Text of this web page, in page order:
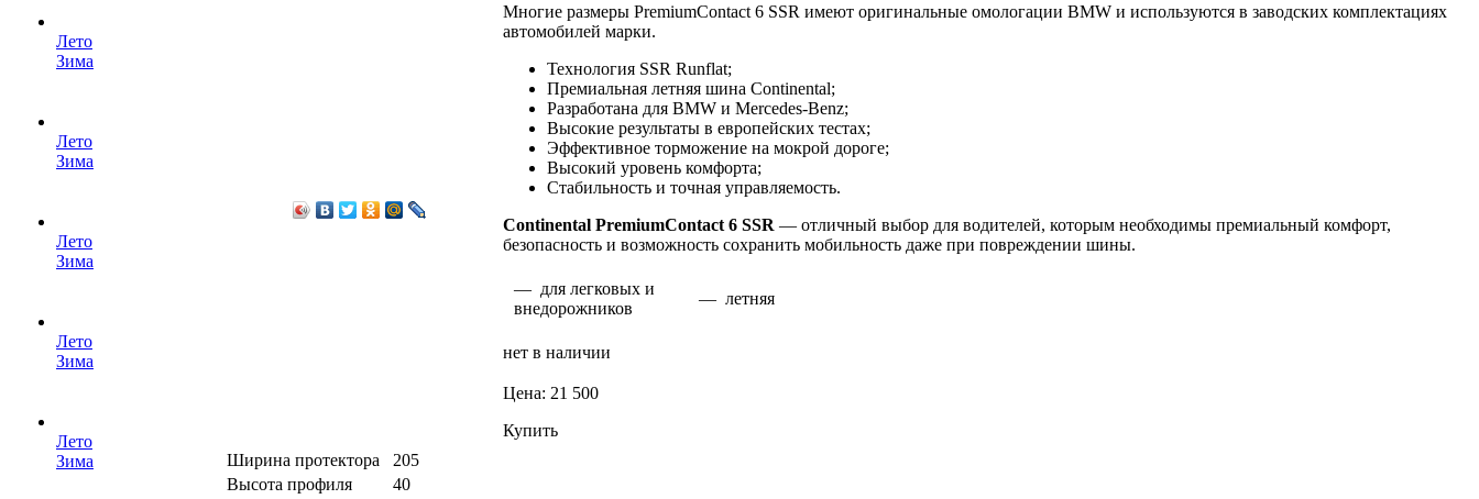
Лето
Зима
Лето
Зима
Лето
Зима
Лето
Зима
Лето
Зима
Многие размеры PremiumContact 6 SSR имеют оригинальные омологации BMW и используются в заводских комплектациях
автомобилей марки.
Технология SSR Runflat;
Премиальная летняя шина Continental;
Разработана для BMW и Mercedes-Benz;
Высокие результаты в европейских тестах;
Эффективное торможение на мокрой дороге;
Высокий уровень комфорта;
Стабильность и точная управляемость.
Continental PremiumContact 6 SSR — отличный выбор для водителей, которым необходимы премиальный комфорт,
безопасность и возможность сохранить мобильность даже при повреждении шины.
— для легковых и
внедорожников
— летняя
нет в наличии
Цена: 21 500
Купить
Ширина протектора
205
Высота профиля
40